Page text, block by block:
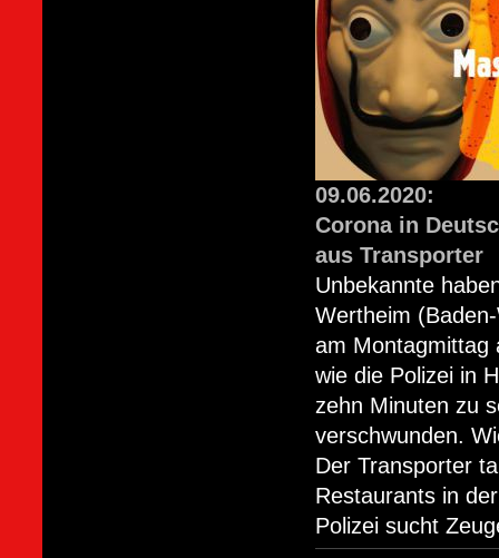
09.06.2020:
Corona in
aus Transporter
Unbekannte
Wertheim
am Montagmittag
wie die Polizei in
zehn Minuten zu
verschwunden.
Der Transporter
Restaurants in
Polizei sucht